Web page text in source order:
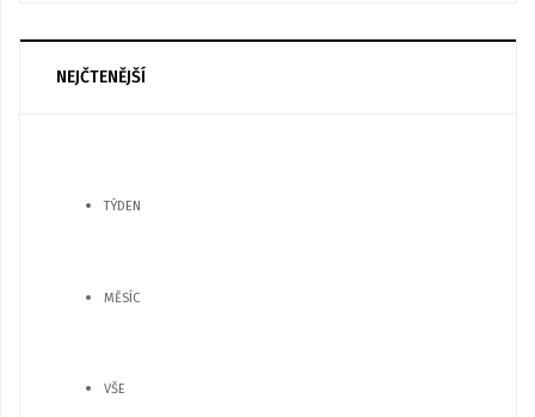
NEJČTENĚJŠÍ
TÝDEN
MĚSÍC
VŠE